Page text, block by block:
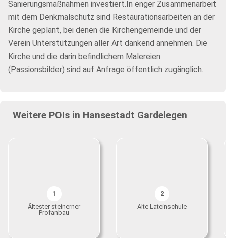
Sanierungsmaßnahmen investiert.In enger Zusammenarbeit
mit dem Denkmalschutz sind Restaurationsarbeiten an der
Kirche geplant, bei denen die Kirchengemeinde und der
Verein Unterstützungen aller Art dankend annehmen. Die
Kirche und die darin befindlichem Malereien
(Passionsbilder) sind auf Anfrage öffentlich zugänglich.
Weitere POIs in Hansestadt Gardelegen
1
Ältester steinerner
Profanbau
2
Alte Lateinschule